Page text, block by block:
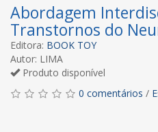
Abordagem
Transtornos do
Editora: BOOK TOY
Autor: LIMA
Produto disponível
0 comentários /